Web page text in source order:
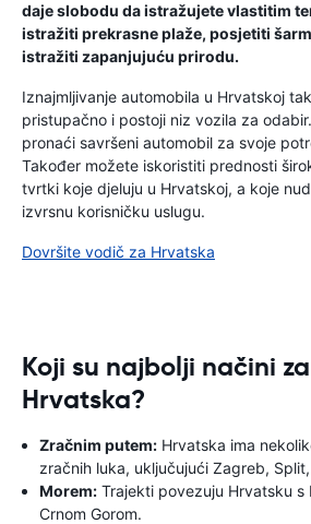
daje slobodu da istražujete vlastitim
istražiti prekrasne plaže, posjetiti
istražiti zapanjujuću prirodu.
Iznajmljivanje automobila u Hrvatskoj
pristupačno i postoji niz vozila za
pronaći savršeni automobil za svoje
Također možete iskoristiti prednosti
tvrtki koje djeluju u Hrvatskoj, a koje
izvrsnu korisničku uslugu.
Dovršite vodič za Hrvatska
Koji su najbolji načini
Hrvatska?
Zračnim putem: Hrvatska ima
zračnih luka, uključujući Zagreb,
Morem: Trajekti povezuju Hrvatsku s
Crnom Gorom.